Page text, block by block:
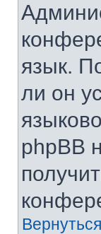
язык.
ли он
phpBB